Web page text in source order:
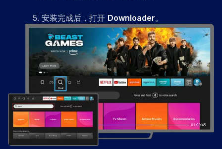
5. 安装完成后，打开 Downloader。